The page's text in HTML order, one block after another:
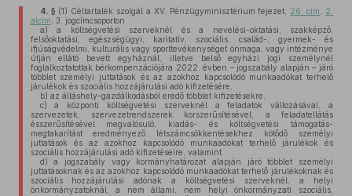
4. § (1) Céltartalék szolgál a XV. Pénzügyminisztérium fejezet, 26. cím
2.
alcím , 3. jogcímcsoporton
a) a költségvetési szerveknél és a nevelési-oktatási, szakképző,
felsőoktatási, egészségügyi, karitatív, szociális, család-, gyermek- és
ifjúságvédelmi, kulturális vagy sporttevékenységet önmaga, vagy intézménye
útján ellátó bevett egyháznál, illetve belső egyházi jogi személynél
foglalkoztatottak bérkompenzációjára 2022. évben – jogszabály alapján – járó
többlet személyi juttatások és az azokhoz kapcsolódó munkaadókat terhelő
járulékok és szociális hozzájárulási adó kifizetésére,
b) az álláshely-gazdálkodásból eredő többlet kifizetésekre,
c) a központi költségvetési szerveknél a feladatok változásával, a
szervezetek, szervezetrendszerek korszerűsítésével, a feladatellátás
ésszerűsítésével megvalósuló, kiadás- és költségvetési támogatás-
megtakarítást eredményező létszámcsökkentésekhez kötődő személyi
juttatások és az azokhoz kapcsolódó munkaadókat terhelő járulékok és
szociális hozzájárulási adó kifizetéseire, valamint
d) a jogszabály vagy kormányhatározat alapján járó többlet személyi
juttatásoknak és az azokhoz kapcsolódó munkaadókat terhelő járulékoknak és
szociális hozzájárulási adónak a költségvetési szerveknél, a helyi
önkormányzatoknál, a nem állami, nem helyi önkormányzati szociális,